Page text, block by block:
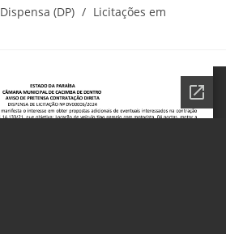
Dispensa (DP) / Licitações em